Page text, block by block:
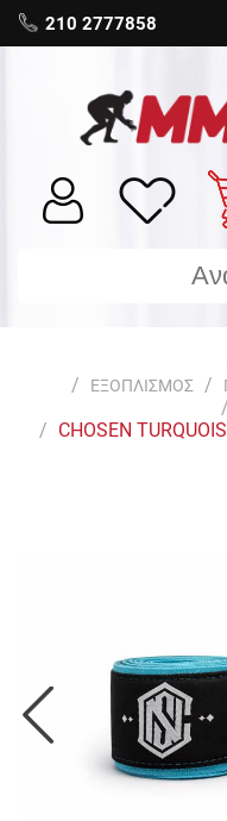
210 2777858
ΕΞΟΠΛΙΣΜΟΣ
CHOSEN